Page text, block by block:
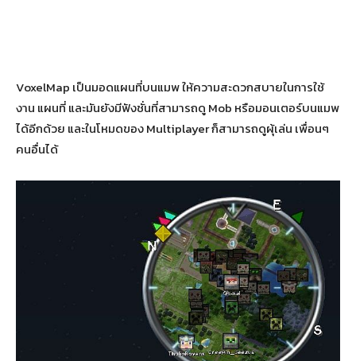
VoxelMap เป็นมอดแผนที่บนแมพ ให้ความสะดวกสบายในการใช้
งาน แผนที่ และมันยังมีฟังชั่นที่สามารถดู Mob หรือมอนเตอร์บนแมพ
ได้อีกด้วย และในโหมดของ Multiplayer ก็สามารถดูผุ้เล่น เพื่อนๆ
คนอื่นได้